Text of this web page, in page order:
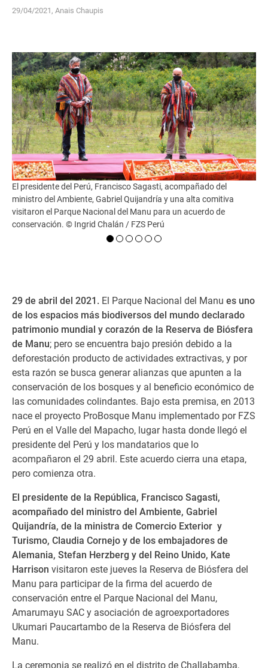
29/04/2021, Anais Chaupis
El presidente del Perú, Francisco Sagasti, acompañado del
ministro del Ambiente, Gabriel Quijandría y una alta comitiva
visitaron el Parque Nacional del Manu para un acuerdo de
conservación. © Ingrid Chalán / FZS Perú
29 de abril del 2021. El Parque Nacional del Manu es uno
de los espacios más biodiversos del mundo declarado
patrimonio mundial y corazón de la Reserva de Biósfera
de Manu; pero se encuentra bajo presión debido a la
deforestación producto de actividades extractivas, y por
esta razón se busca generar alianzas que apunten a la
conservación de los bosques y al beneficio económico de
las comunidades colindantes. Bajo esta premisa, en 2013
nace el proyecto ProBosque Manu implementado por FZS
Perú en el Valle del Mapacho, lugar hasta donde llegó el
presidente del Perú y los mandatarios que lo
acompañaron el 29 abril. Este acuerdo cierra una etapa,
pero comienza otra.
El presidente de la República, Francisco Sagasti,
acompañado del ministro del Ambiente, Gabriel
Quijandría, de la ministra de Comercio Exterior y
Turismo, Claudia Cornejo y de los embajadores de
Alemania, Stefan Herzberg y del Reino Unido, Kate
Harrison visitaron este jueves la Reserva de Biósfera del
Manu para participar de la firma del acuerdo de
conservación entre el Parque Nacional del Manu,
Amarumayu SAC y asociación de agroexportadores
Ukumari Paucartambo de la Reserva de Biósfera del
Manu.
La ceremonia se realizó en el distrito de Challabamba,